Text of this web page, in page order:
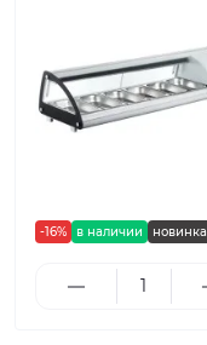
-16% в наличии новинка